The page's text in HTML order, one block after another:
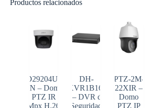
Productos relacionados
SD29204UE-
GN – Domo
PTZ IR
2Mpx H.265
DH-
XVR1B16-
I – DVR de
Seguridad
PTZ-2M-
22XIR –
Domo
PTZ IP